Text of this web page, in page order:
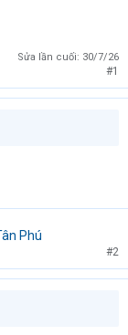
Sửa lần cuối: 30/7/26
#1
Phú
#2